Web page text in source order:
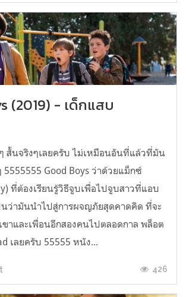
(2019) - เด็กแสบ
สั้นจริงๆเลยครับ ไม่เหมือนอันที่แล้วที่มัน
5555555 Good Boys ว่าด้วยแม็กซ์
ที่ต้องเรียนรู้วิธีจูบเพื่อไปจูบสาวที่แอบ
ว่ามันนำไปสู่การผจญภัยสุดคาดคิด ที่จะ
ขาและเพื่อนอีกสองคนไปตลอดกาล พล็อต
เลยครับ 55555 หนัง...
426